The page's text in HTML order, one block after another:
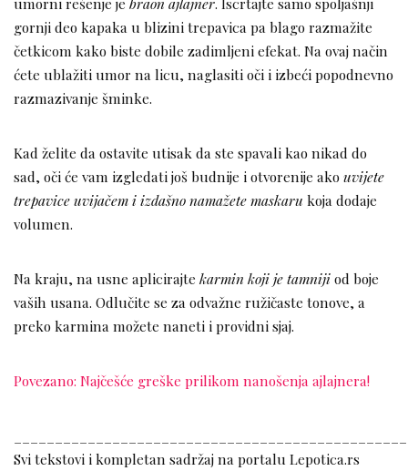
gornji deo kapaka u blizini trepavica pa blago razmažite
četkicom kako biste dobile zadimljeni efekat. Na ovaj način
ćete ublažiti umor na licu, naglasiti oči i izbeći popodnevno
razmazivanje šminke.
Kad želite da ostavite utisak da ste spavali kao nikad do
sad, oči će vam izgledati još budnije i otvorenije akouvijete
trepavice uvijačem i izdašno namažete maskaru koja dodaje
volumen.
Na kraju, na usne aplicirajte karmin koji je tamnijiod boje
vaših usana. Odlučite se za odvažne ružičaste tonove, a
preko karmina možete naneti i providni sjaj.
Povezano: Najčešće greške prilikom nanošenja ajlajnera!
Svi tekstovi i kompletan sadržaj na portalu Lepotica.rs